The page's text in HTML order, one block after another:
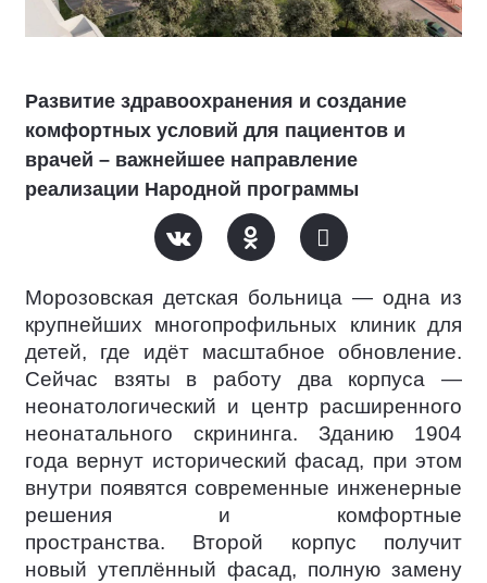
Развитие здравоохранения и создание
комфортных условий для пациентов и
врачей – важнейшее направление
реализации Народной программы
Морозовская детская больница — одна из
крупнейших многопрофильных клиник для
детей, где идёт масштабное обновление.
Сейчас взяты в работу два корпуса —
неонатологический и центр расширенного
неонатального скрининга. Зданию 1904
года вернут исторический фасад, при этом
внутри появятся современные инженерные
решения и комфортные
пространства. Второй корпус получит
новый утеплённый фасад, полную замену